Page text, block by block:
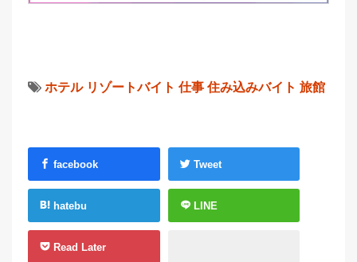
ホテル リゾートバイト 仕事 住み込みバイト 旅館
facebook Tweet
hatebu LINE
Read Later